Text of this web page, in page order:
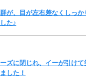
が、目が左右差なくしっか
た♪
ズに閉じれ、イーが引けて
した！